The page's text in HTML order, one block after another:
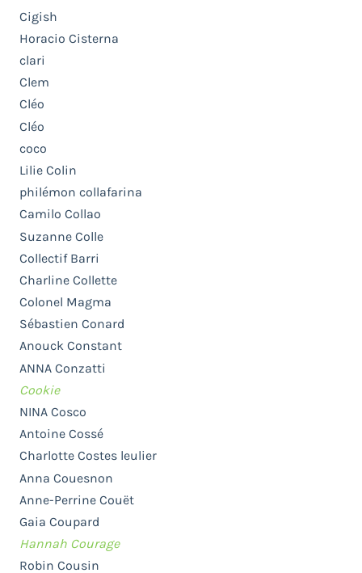
Cigish
Horacio Cisterna
clari
Clem
Cléo
Cléo
coco
Lilie Colin
philémon collafarina
Camilo Collao
Suzanne Colle
Collectif Barri
Charline Collette
Colonel Magma
Sébastien Conard
Anouck Constant
ANNA Conzatti
Cookie
NINA Cosco
Antoine Cossé
Charlotte Costes leulier
Anna Couesnon
Anne-Perrine Couët
Gaia Coupard
Hannah Courage
Robin Cousin